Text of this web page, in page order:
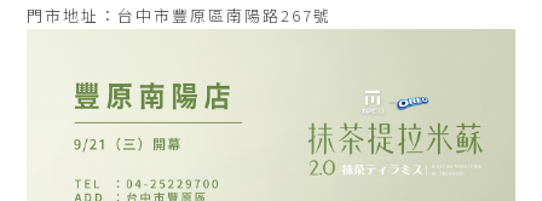
門市地址：台中市豐原區南陽路267號